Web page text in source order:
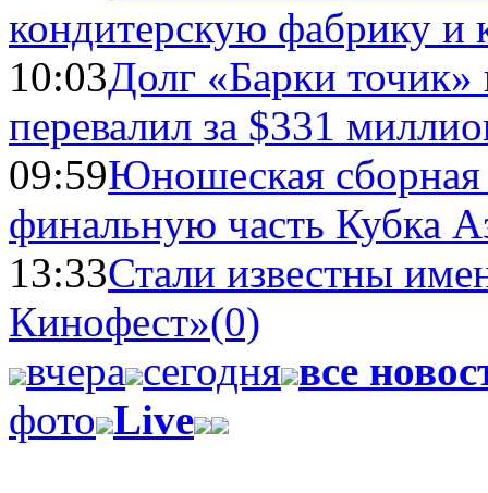
кондитерскую фабрику и
10:03Долг «Барки
перевалил за $331
09:59Юношеская
финальную часть Кубка
13:33Стали известны
Кинофест»(0)
вчера сегодня все
фото Live